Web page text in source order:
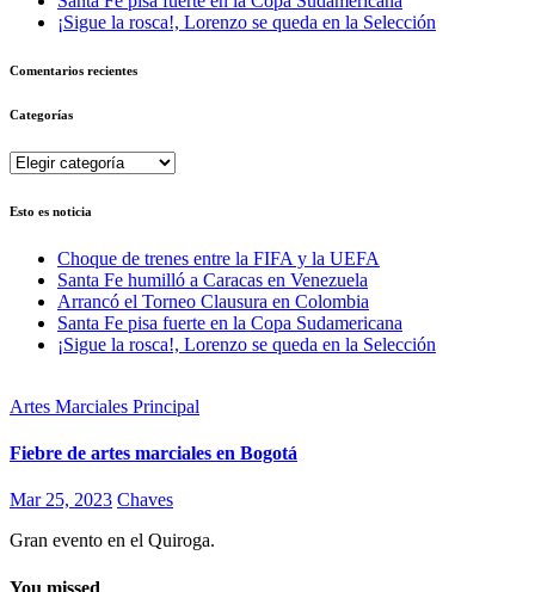
¡Sigue la rosca!, Lorenzo se queda en la Selección
Comentarios recientes
Categorías
Categorías
Esto es noticia
Choque de trenes entre la FIFA y la UEFA
Santa Fe humilló a Caracas en Venezuela
Arrancó el Torneo Clausura en Colombia
Santa Fe pisa fuerte en la Copa Sudamericana
¡Sigue la rosca!, Lorenzo se queda en la Selección
Artes Marciales Principal
Fiebre de artes marciales en Bogotá
Mar 25, 2023 Chaves
Gran evento en el Quiroga.
You missed